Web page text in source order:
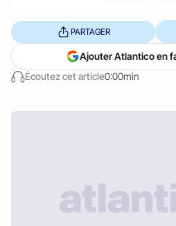
Écoutez cet article0:00min
PARTAGER
Ajouter Atlantico en